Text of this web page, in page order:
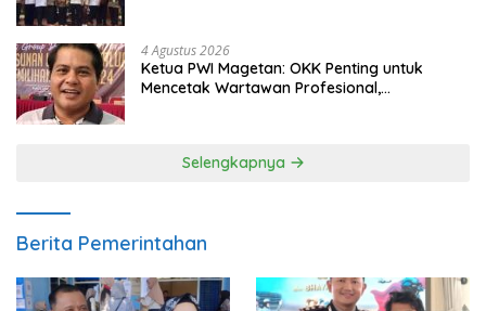
4 Agustus 2026
Ketua PWI Magetan: OKK Penting untuk
Mencetak Wartawan Profesional,
Selengkapnya
Berita Pemerintahan